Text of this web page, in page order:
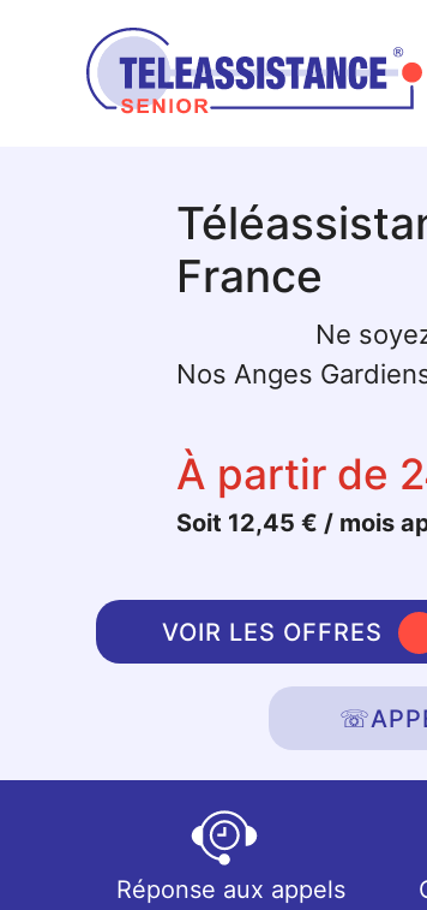
France
Ne
Nos Anges
À partir de
Soit 12,45 € / mois
VOIR LES OFFRES
☏
Réponse aux appels